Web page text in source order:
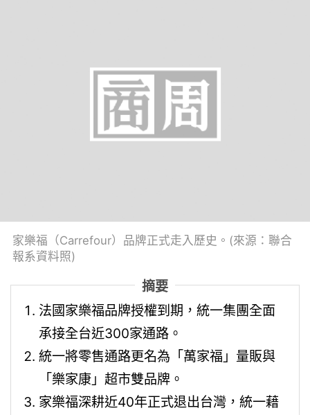
家樂福（Carrefour）品牌正式走入歷史。(來源：聯合
報系資料照)
摘要
法國家樂福品牌授權到期，統一集團全面
承接全台近300家通路。
統一將零售通路更名為「萬家福」量販與
「樂家康」超市雙品牌。
家樂福深耕近40年正式退出台灣，統一藉